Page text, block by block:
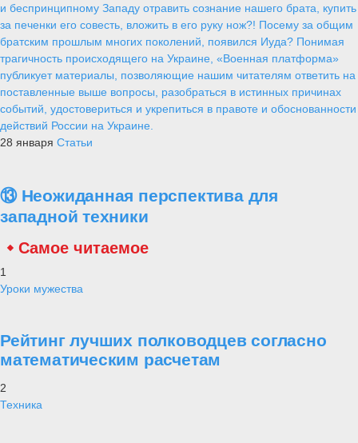
и беспринципному Западу отравить сознание нашего брата, купить
за печенки его совесть, вложить в его руку нож?! Посему за общим
братским прошлым многих поколений, появился Иуда? Понимая
трагичность происходящего на Украине, «Военная платформа»
публикует материалы, позволяющие нашим читателям ответить на
поставленные выше вопросы, разобраться в истинных причинах
событий, удостовериться и укрепиться в правоте и обоснованности
действий России на Украине.
28 января Статьи
⑬ Неожиданная перспектива для
западной техники
Самое читаемое
1
Уроки мужества
Рейтинг лучших полководцев согласно
математическим расчетам
2
Техника